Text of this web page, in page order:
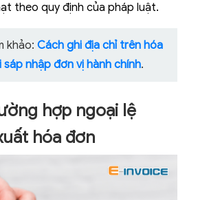
theo quy định của pháp luật.
khảo: Cách ghi địa chỉ trên hóa
sáp nhập đơn vị hành chính.
hợp ngoại lệ
hóa đơn